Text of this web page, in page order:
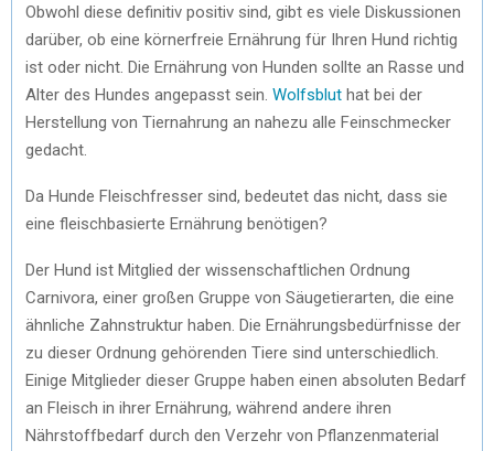
Obwohl diese definitiv positiv sind, gibt es viele Diskussionen
darüber, ob eine körnerfreie Ernährung für Ihren Hund richtig
ist oder nicht. Die Ernährung von Hunden sollte an Rasse und
Alter des Hundes angepasst sein. Wolfsblut hat bei der
Herstellung von Tiernahrung an nahezu alle Feinschmecker
gedacht.
Da Hunde Fleischfresser sind, bedeutet das nicht, dass sie
eine fleischbasierte Ernährung benötigen?
Der Hund ist Mitglied der wissenschaftlichen Ordnung
Carnivora, einer großen Gruppe von Säugetierarten, die eine
ähnliche Zahnstruktur haben. Die Ernährungsbedürfnisse der
zu dieser Ordnung gehörenden Tiere sind unterschiedlich.
Einige Mitglieder dieser Gruppe haben einen absoluten Bedarf
an Fleisch in ihrer Ernährung, während andere ihren
Nährstoffbedarf durch den Verzehr von Pflanzenmaterial